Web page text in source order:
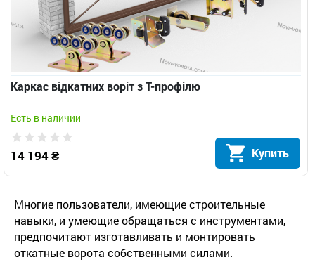
Каркас відкатних воріт з Т-профілю
Есть в наличии
14 194 ₴ Купить
Многие пользователи, имеющие строительные
навыки, и умеющие обращаться с инструментами,
предпочитают изготавливать и монтировать
откатные ворота собственными силами.